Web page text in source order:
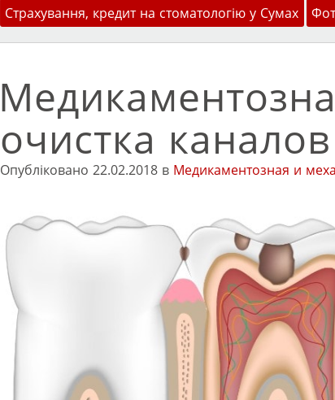
Страхування, кредит на стоматологію у Сумах
очистка каналов
Опубліковано 22.02.2018 в Медикаментозная и